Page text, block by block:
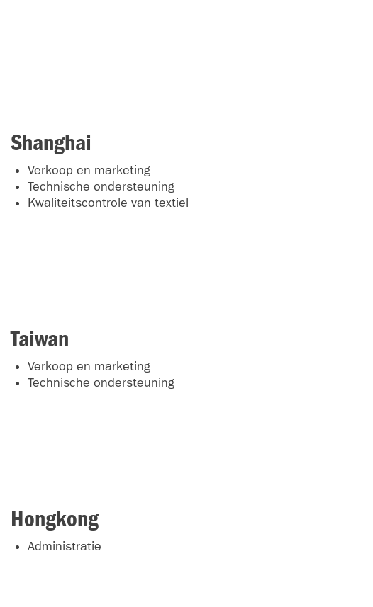
Shanghai
Verkoop en marketing
Technische ondersteuning
Kwaliteitscontrole van textiel
Taiwan
Verkoop en marketing
Technische ondersteuning
Hongkong
Administratie